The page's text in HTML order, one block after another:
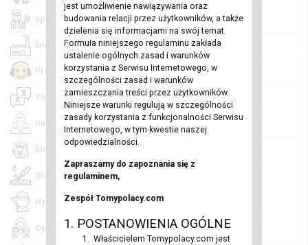
jest umożliwienie nawiązywania oraz
budowania relacji przez użytkowników, a także
dzielenia się informacjami na swój temat.
Formuła niniejszego regulaminu zakłada
ustalenie ogólnych zasad i warunków
korzystania z Serwisu Internetowego, w
szczególności zasad i warunków
zamieszczania treści przez użytkowników.
Niniejsze warunki regulują w szczególności
zasady korzystania z funkcjonalności Serwisu
Internetowego, w tym kwestie naszej
odpowiedzialności.
Zapraszamy do zapoznania się z
regulaminem,
Zespół Tomypolacy.com
1. POSTANOWIENIA OGÓLNE
Właścicielem Tomypolacy.com jest
spawacza (0)
lini Produkcyjnej (0)
Pl DJ (0)
Tłumaczenia, nauka języka (0)
Inne (0)
Elektryk (0)
Stolarz (0)
Hydraulik (0)
Opiekunka dziecięca (0)